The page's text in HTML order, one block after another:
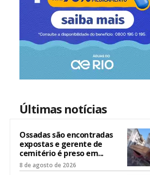
Últimas notícias
Ossadas são encontradas
expostas e gerente de
cemitério é preso em...
8 de agosto de 2026